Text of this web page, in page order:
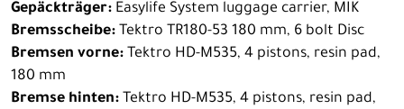
Gepäckträger: Easylife System luggage carrier, MIK
Bremsscheibe: Tektro TR180-53 180 mm, 6 bolt Disc
Bremsen vorne: Tektro HD-M535, 4 pistons, resin pad,
180 mm
Bremse hinten: Tektro HD-M535, 4 pistons, resin pad,